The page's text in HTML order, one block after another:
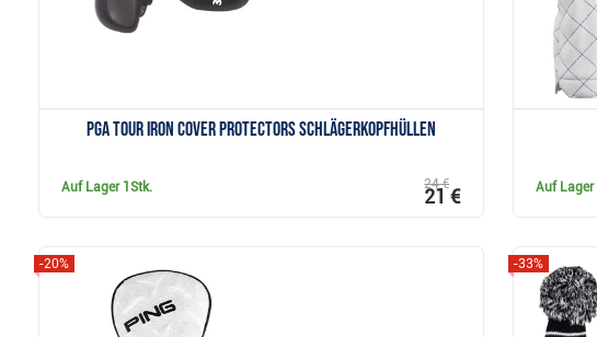
PGA Tour Iron Cover Protectors Schlägerkopfhüllen
Auf Lager 1Stk. 24 €
21 € Auf Lager
-20% -33%